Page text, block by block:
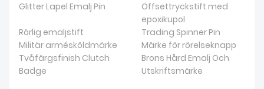
Glitter Lapel Emalj Pin
Offsettryckstift med
epoxikupol
Rörlig emaljstift
Trading Spinner Pin
Militär armésköldmärke
Märke för rörelseknapp
Tvåfärgsfinish Clutch
Badge
Brons Hård Emalj Och
Utskriftsmärke